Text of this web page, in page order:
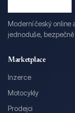
Moderní český online
jednoduše,
Marketplace
Inzerce
Motocykly
Prodejci